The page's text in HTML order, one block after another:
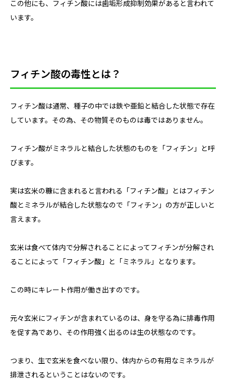
この他にも、フィチン酸には歯垢形成抑制効果があると言われて
います。
フィチン酸の毒性とは？
フィチン酸は通常、種子の中では鉄や亜鉛と結合した状態で存在
しています。その為、その物質そのものは毒ではありません。
フィチン酸がミネラルと結合した状態のものを「フィチン」と呼
びます。
実は玄米の糠に含まれると言われる「フィチン酸」とはフィチン
酸とミネラルが結合した状態なので「フィチン」の方が正しいと
言えます。
玄米は食べて体内で分解されることによってフィチンが分解され
ることによって「フィチン酸」と「ミネラル」となります。
この時にキレート作用が働き出すのです。
元々玄米にフィチンが含まれているのは、身を守る為に排毒作用
を促す為であり、その作用強く出るのは生の状態なのです。
つまり、生で玄米を食べない限り、体内からの有用なミネラルが
排泄されるということはないのです。